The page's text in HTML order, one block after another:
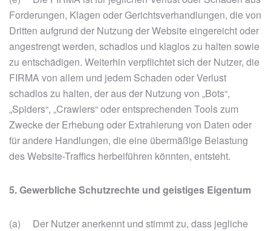
Forderungen, Klagen oder Gerichtsverhandlungen, die von
Dritten aufgrund der Nutzung der Website eingereicht oder
angestrengt werden, schadlos und klaglos zu halten sowie
zu entschädigen. Weiterhin verpflichtet sich der Nutzer, die
FIRMA von allem und jedem Schaden oder Verlust
schadlos zu halten, der aus der Nutzung von „Bots“,
„Spiders“, „Crawlers“ oder entsprechenden Tools zum
Zwecke der Erhebung oder Extrahierung von Daten oder
für andere Handlungen, die eine übermäßige Belastung
des Website-Traffics herbeiführen könnten, entsteht.
5. Gewerbliche Schutzrechte und geistiges Eigentum
(a) Der Nutzer anerkennt und stimmt zu, dass jegliche